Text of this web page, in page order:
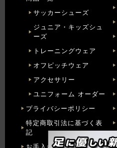
サッカーシューズ
ジュニア・キッズシュ
ーズ
トレーニングウェア
オフピッチウェア
アクセサリー
ユニフォーム オーダー
プライバシーポリシー
特定商取引法に基づく表
記